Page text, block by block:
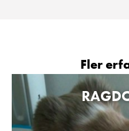
Fler